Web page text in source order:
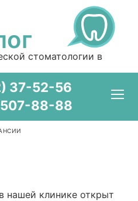
стоматологии в
37-52-56
88-88
нашей клинике открыт